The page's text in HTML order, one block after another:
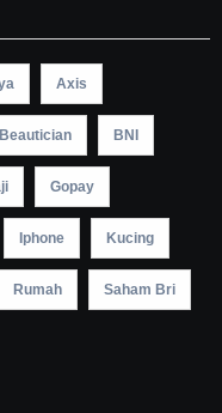
Axis
Beautician BNI
Gopay
Iphone Kucing
Rumah Saham Bri